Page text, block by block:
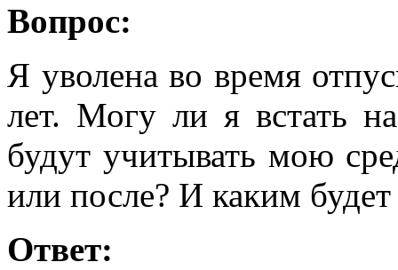
Вопрос:
Я уволена во время
лет. Могу ли я встать
будут учитывать мою
или после? И каким
Ответ: